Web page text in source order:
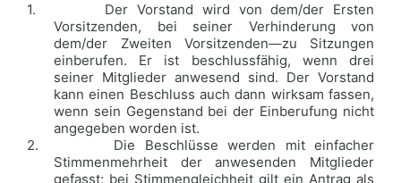
1.
Der Vorstand wird von dem/der Ersten
Vorsitzenden, bei seiner Verhinderung von
dem/der Zweiten Vorsitzenden
zu Sitzungen
einberufen. Er ist beschlussfähig, wenn drei
seiner Mitglieder anwesend sind. Der Vorstand
kann einen Beschluss auch dann wirksam fassen,
wenn sein Gegenstand bei der Einberufung nicht
angegeben worden ist.
2.
Die Beschlüsse werden mit einfacher
Stimmenmehrheit der anwesenden Mitglieder
gefasst; bei Stimmengleichheit gilt ein Antrag als